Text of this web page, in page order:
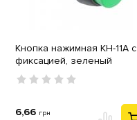
Кнопка нажимная КН-11А с
фиксацией, зеленый
6,66 грн